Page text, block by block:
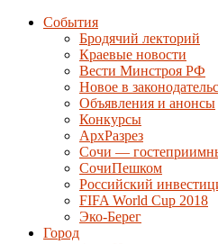
События
Бродячий лекторий
Краевые новости
Вести Минстроя РФ
Новое в
Объявления и анонсы
Конкурсы
АрхРазрез
Сочи —
СочиПешком
Российский
FIFA World Cup 2018
Эко-Берег
Город